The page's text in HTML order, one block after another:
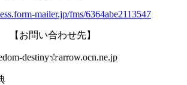
mailer.jp/fms/6364abe2113547
【お問い合わせ先】
destiny☆arrow.ocn.ne.jp